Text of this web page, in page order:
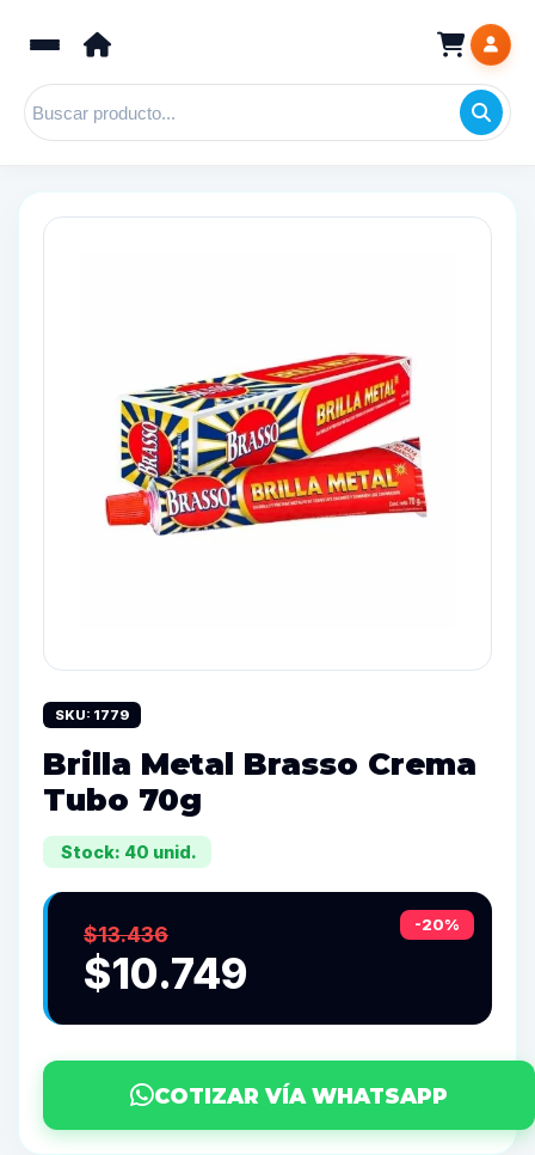
SKU: 1779
Brilla Metal Brasso Crema
Tubo 70g
Stock: 40 unid.
-20%
$13.436
$10.749
COTIZAR VÍA WHATSAPP